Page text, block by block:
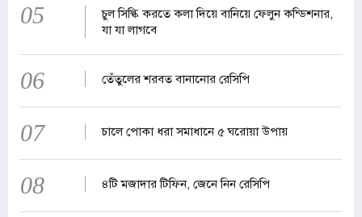
05
চুল সিল্কি করতে কলা দিয়ে বানিয়ে ফেলুন কন্ডিশনার,
যা যা লাগবে
06 তেঁতুলের শরবত বানানোর রেসিপি
07 চালে পোকা ধরা সমাধানে ৫ ঘরোয়া উপায়
08 ৪টি মজাদার টিফিন, জেনে নিন রেসিপি